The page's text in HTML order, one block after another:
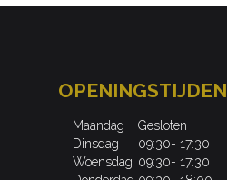
OPENINGSTIJDEN
Maandag
Gesloten
Dinsdag
09:30- 17:30
Woensdag 09:30- 17:30